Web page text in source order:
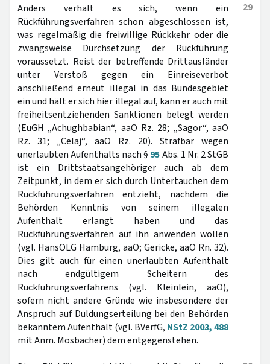
29
Anders verhält es sich, wenn ein
Rückführungsverfahren schon abgeschlossen ist,
was regelmäßig die freiwillige Rückkehr oder die
zwangsweise Durchsetzung der Rückführung
voraussetzt. Reist der betreffende Drittausländer
unter Verstoß gegen ein Einreiseverbot
anschließend erneut illegal in das Bundesgebiet
ein und hält er sich hier illegal auf, kann er auch mit
freiheitsentziehenden Sanktionen belegt werden
(EuGH „Achughbabian“, aaO Rz. 28; „Sagor“, aaO
Rz. 31; „Celaj“, aaO Rz. 20). Strafbar wegen
unerlaubten Aufenthalts nach § 95Abs. 1 Nr. 2 StGB
ist ein Drittstaatsangehöriger auch ab dem
Zeitpunkt, in dem er sich durch Untertauchen dem
Rückführungsverfahren entzieht, nachdem die
Behörden Kenntnis von seinem illegalen
Aufenthalt erlangt haben und das
Rückführungsverfahren auf ihn anwenden wollen
(vgl. HansOLG Hamburg, aaO; Gericke, aaO Rn. 32).
Dies gilt auch für einen unerlaubten Aufenthalt
nach endgültigem Scheitern des
Rückführungsverfahrens (vgl. Kleinlein, aaO),
sofern nicht andere Gründe wie insbesondere der
Anspruch auf Duldungserteilung bei den Behörden
bekanntem Aufenthalt (vgl. BVerfG, NStZ 2003, 488
mit Anm. Mosbacher) dem entgegenstehen.